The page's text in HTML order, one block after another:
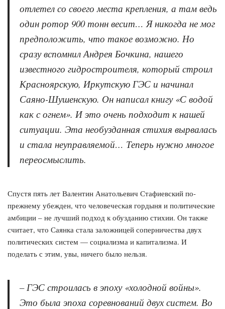
отлетел со своего места крепления, а там ведь
один ротор 900 тонн весит… Я никогда не мог
предположить, что такое возможно. Но
сразу вспомнил Андрея Бочкина, нашего
известного гидростроителя, который строил
Красноярскую, Иркутскую ГЭС и начинал
Саяно-Шушенскую. Он написал книгу «С водой
как с огнем». И это очень подходит к нашей
ситуации. Эта необузданная стихия вырвалась
и стала неуправляемой… Теперь нужно многое
переосмыслить.
Спустя пять лет Валентин Анатольевич Стафиевский по-
прежнему убежден, что человеческая гордыня и политические
амбиции – не лучший подход к обузданию стихии. Он также
считает, что Саянка стала заложницей соперничества двух
политических систем — социализма и капитализма. И
поделать с этим, увы, ничего было нельзя.
– ГЭС строилась в эпоху «холодной войны».
Это была эпоха соревнований двух систем. Во